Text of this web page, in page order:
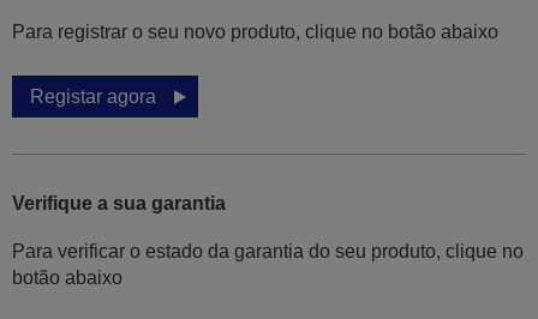
Para registrar o seu novo produto, clique no botão abaixo
Registar agora
Verifique a sua garantia
Para verificar o estado da garantia do seu produto, clique no
botão abaixo